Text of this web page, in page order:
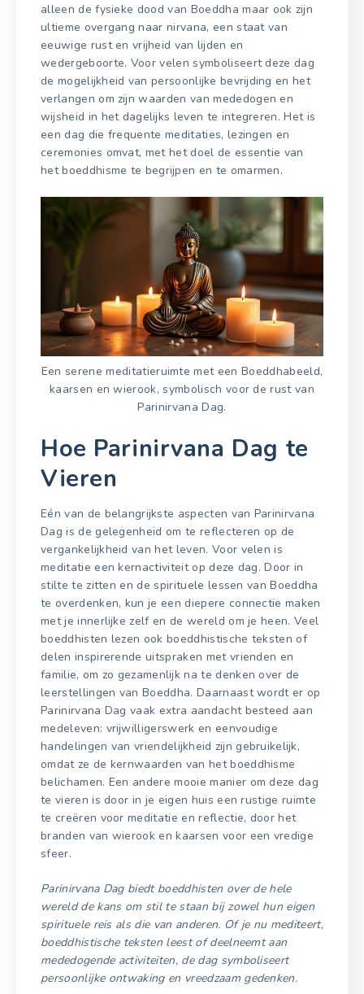
alleen de fysieke dood van Boeddha maar ook zijn
ultieme overgang naar nirvana, een staat van
eeuwige rust en vrijheid van lijden en
wedergeboorte. Voor velen symboliseert deze dag
de mogelijkheid van persoonlijke bevrijding en het
verlangen om zijn waarden van mededogen en
wijsheid in het dagelijks leven te integreren. Het is
een dag die frequente meditaties, lezingen en
ceremonies omvat, met het doel de essentie van
het boeddhisme te begrijpen en te omarmen.
Een serene meditatieruimte met een Boeddhabeeld,
kaarsen en wierook, symbolisch voor de rust van
Parinirvana Dag.
Hoe Parinirvana Dag te
Vieren
Eén van de belangrijkste aspecten van Parinirvana
Dag is de gelegenheid om te reflecteren op de
vergankelijkheid van het leven. Voor velen is
meditatie een kernactiviteit op deze dag. Door in
stilte te zitten en de spirituele lessen van Boeddha
te overdenken, kun je een diepere connectie maken
met je innerlijke zelf en de wereld om je heen. Veel
boeddhisten lezen ook boeddhistische teksten of
delen inspirerende uitspraken met vrienden en
familie, om zo gezamenlijk na te denken over de
leerstellingen van Boeddha. Daarnaast wordt er op
Parinirvana Dag vaak extra aandacht besteed aan
medeleven: vrijwilligerswerk en eenvoudige
handelingen van vriendelijkheid zijn gebruikelijk,
omdat ze de kernwaarden van het boeddhisme
belichamen. Een andere mooie manier om deze dag
te vieren is door in je eigen huis een rustige ruimte
te creëren voor meditatie en reflectie, door het
branden van wierook en kaarsen voor een vredige
sfeer.
Parinirvana Dag biedt boeddhisten over de hele
wereld de kans om stil te staan bij zowel hun eigen
spirituele reis als die van anderen. Of je nu mediteert,
boeddhistische teksten leest of deelneemt aan
mededogende activiteiten, de dag symboliseert
persoonlijke ontwaking en vreedzaam gedenken.